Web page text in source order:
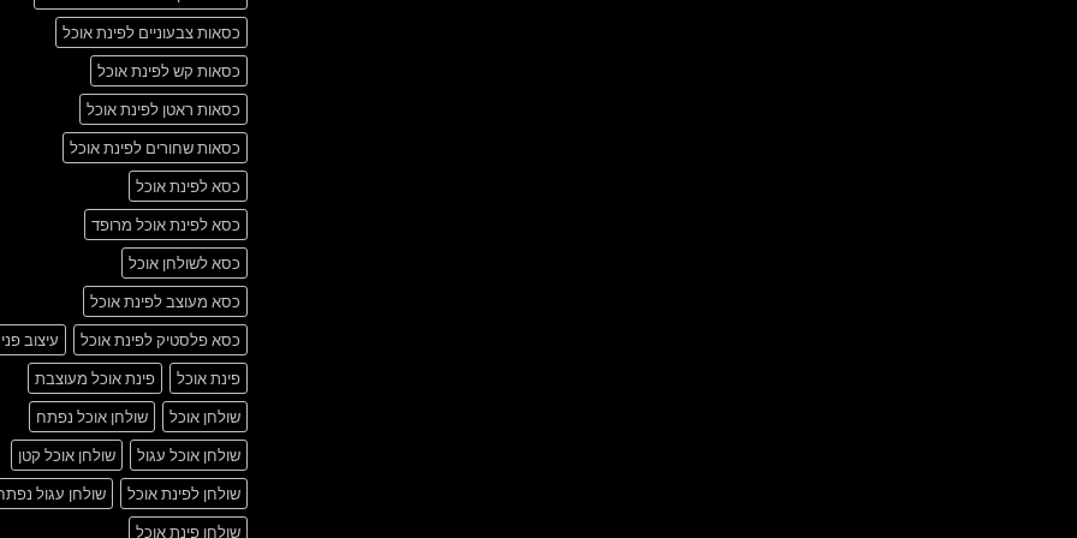
כסאות צבעוניים לפינת אוכל
כסאות קש לפינת אוכל
כסאות ראטן לפינת אוכל
כסאות שחורים לפינת אוכל
כסא לפינת אוכל
כסא לפינת אוכל מרופד
כסא לשולחן אוכל
כסא מעוצב לפינת אוכל
כסא פלסטיק לפינת אוכל
עיצוב
פינת אוכל
פינת אוכל מעוצבת
שולחן אוכל
שולחן אוכל נפתח
שולחן אוכל עגול
שולחן אוכל קטן
שולחן לפינת אוכל
שולחן עגול
שולחן פינת אוכל